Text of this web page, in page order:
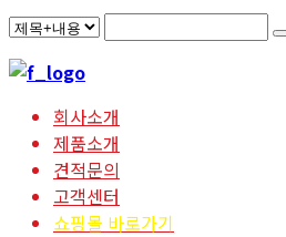
회사소개
제품소개
견적문의
고객센터
쇼핑몰 바로가기